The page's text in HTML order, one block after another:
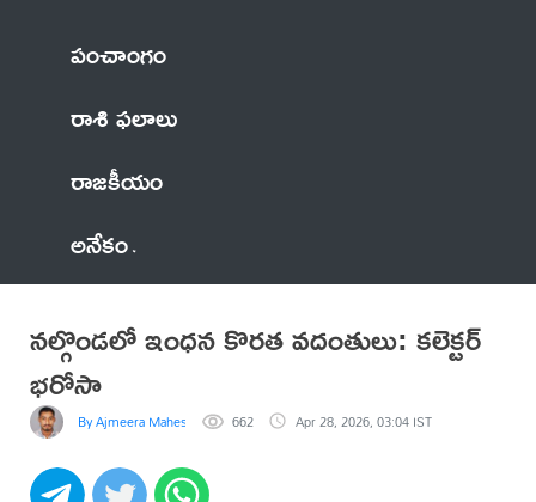
పంచాంగం
రాశి ఫలాలు
రాజకీయం
అనేకం
నల్గొండలో ఇంధన కొరత వదంతులు: కలెక్టర్
భరోసా
By Ajmeera Mahesh 662 Apr 28, 2026, 03:04 IST